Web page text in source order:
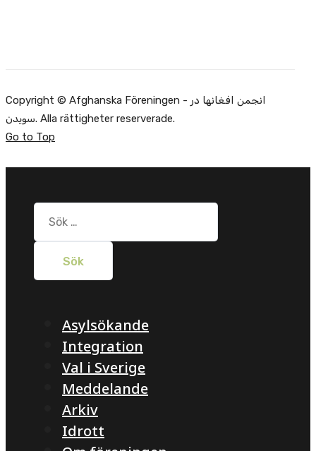
Copyright © Afghanska Föreningen - انجمن افغانها در
سویدن. Alla rättigheter reserverade.
Go to Top
Sök
efter:
Asylsökande
Integration
Val i Sverige
Meddelande
Arkiv
Idrott